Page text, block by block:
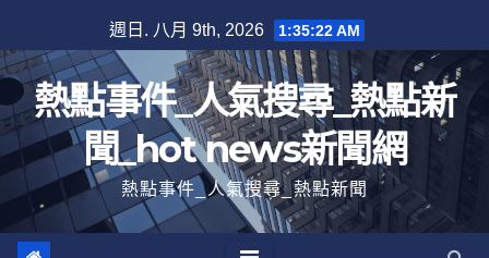
至
內
容
週日. 八月 9th, 2026 1:35:23 AM
熱點事件_人氣搜尋_熱點新
聞_hot news新聞網
熱點事件_人氣搜尋_熱點新聞